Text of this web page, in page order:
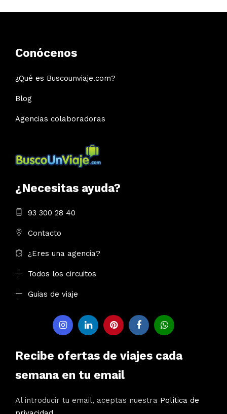
Conócenos
¿Qué es Buscounviaje.com?
Blog
Agencias colaboradoras
¿Necesitas ayuda?
93 300 28 40
Contacto
¿Eres una agencia?
Todos los circuitos
Guias de viaje
Recibe ofertas de viajes cada
semana en tu email
Al introducir tu email, aceptas nuestra Política de